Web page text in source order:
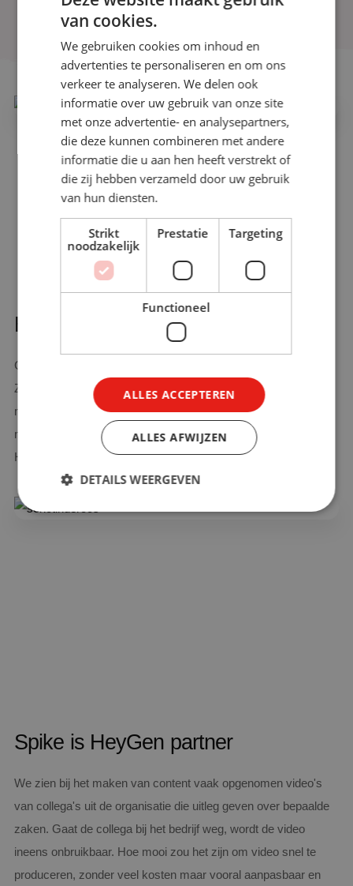
Video afspelen
HeyGen x Zapier
Connect HeyGen aan verschillende apps met behulp van
Zapier. Gebruik een integratie met bijvoorbeeld je e-mail
marketing platform, online leeromgeving, HR-systeem, social
media of video-platforms. Je kunt het zo gek niet bedenken.
Het voordeel? Je bespaart nog meer tijd en moeite.
Spike is HeyGen partner
We zien bij het maken van content vaak opgenomen video's
van collega's uit de organisatie die uitleg geven over bepaalde
zaken. Gaat de collega bij het bedrijf weg, wordt de video
ineens onbruikbaar. Hoe mooi zou het zijn om video snel te
produceren, zonder veel kosten maar vooral aanpasbaar en
van cookies.
We gebruiken cookies om inhoud en
advertenties te personaliseren en om ons
verkeer te analyseren. We delen ook
informatie over uw gebruik van onze site
met onze advertentie- en analysepartners,
die deze kunnen combineren met andere
informatie die u aan hen heeft verstrekt of
die zij hebben verzameld door uw gebruik
van hun diensten.
Strikt
noodzakelijk
Prestatie Targeting
Functioneel
ALLES ACCEPTEREN
ALLES AFWIJZEN
DETAILS WEERGEVEN